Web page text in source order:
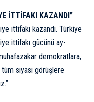
İTTİFAKI KAZANDI”
ittifakı kazandı. Türkiye
ittifakı gücünü ay-
demokratlara,
siyasi görüşlere